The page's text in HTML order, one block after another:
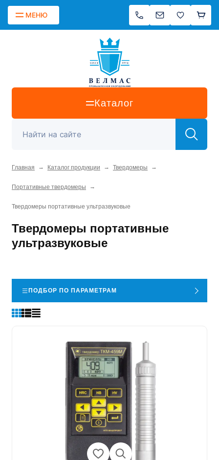
МЕНЮ
Каталог
Главная → Каталог продукции → Твердомеры →
Портативные твердомеры →
Твердомеры портативные ультразвуковые
Твердомеры портативные
ультразвуковые
ПОДБОР ПО ПАРАМЕТРАМ